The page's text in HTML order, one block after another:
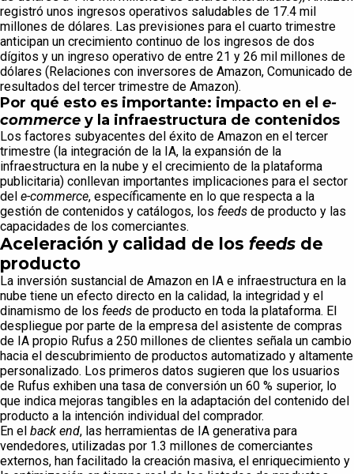
registró unos ingresos operativos saludables de 17.4 mil
millones de dólares. Las previsiones para el cuarto trimestre
anticipan un crecimiento continuo de los ingresos de dos
dígitos y un ingreso operativo de entre 21 y 26 mil millones de
dólares (Relaciones con inversores de Amazon, Comunicado de
resultados del tercer trimestre de Amazon).
Por qué esto es importante: impacto en el e-
commerce y la infraestructura de contenidos
Los factores subyacentes del éxito de Amazon en el tercer
trimestre (la integración de la IA, la expansión de la
infraestructura en la nube y el crecimiento de la plataforma
publicitaria) conllevan importantes implicaciones para el sector
del e-commerce, específicamente en lo que respecta a la
gestión de contenidos y catálogos, los feeds de producto y las
capacidades de los comerciantes.
Aceleración y calidad de los feeds de
producto
La inversión sustancial de Amazon en IA e infraestructura en la
nube tiene un efecto directo en la calidad, la integridad y el
dinamismo de los feeds de producto en toda la plataforma. El
despliegue por parte de la empresa del asistente de compras
de IA propio Rufus a 250 millones de clientes señala un cambio
hacia el descubrimiento de productos automatizado y altamente
personalizado. Los primeros datos sugieren que los usuarios
de Rufus exhiben una tasa de conversión un 60 % superior, lo
que indica mejoras tangibles en la adaptación del contenido del
producto a la intención individual del comprador.
En el back end, las herramientas de IA generativa para
vendedores, utilizadas por 1.3 millones de comerciantes
externos, han facilitado la creación masiva, el enriquecimiento y